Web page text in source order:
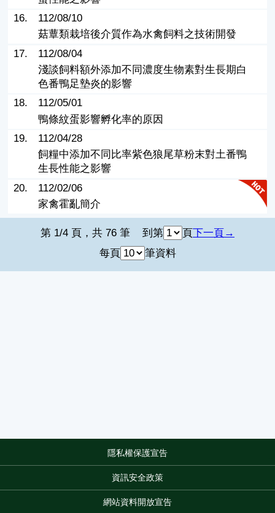
16.
112/08/10
菇蕈類栽培後介質作為水禽飼料之技術開發
17.
112/08/04
淺談飼料額外添加不同濃度生物素對生長期白
色番鴨足墊炎的影響
18.
112/05/01
鴨條紋蛋影響孵化率的原因
19.
112/04/28
飼糧中添加不同比率紫色狼尾草粉末對土番鴨
生長性能之影響
20.
112/02/06
家禽霍亂簡介
第 1/4 頁，共 76 筆 到第 頁下一頁
每頁
筆資料
隱私權保護宣告
資訊安全政策
網站資料開放宣告